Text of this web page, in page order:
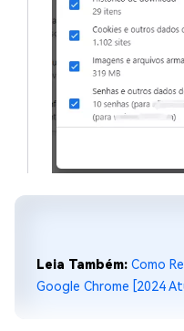
Leia Também: Como
Google Chrome [2024